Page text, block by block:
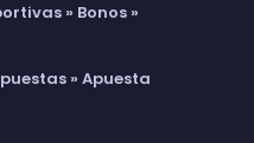
» Bonos »
» Apuesta